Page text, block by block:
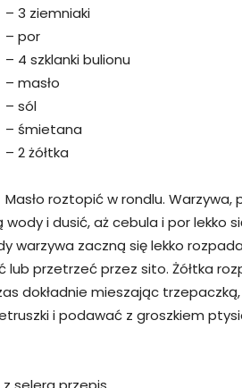
– 3 ziemniaki
– por
– 4 szklanki bulionu
– masło
– sól
– śmietana
– 2 żółtka
Masło roztopić w rondlu. Warzywa,
i dusić, aż cebula i por lekko
warzywa zaczną się lekko
lub przetrzeć przez sito. Żółtka
dokładnie mieszając
i podawać z groszkiem